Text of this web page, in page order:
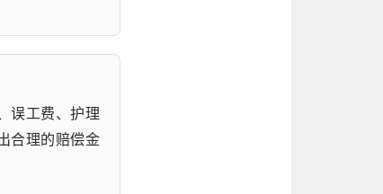
误工费、护理
合理的赔偿金